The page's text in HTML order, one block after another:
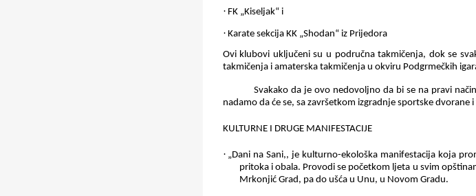
· FK „Kiseljak“ i
· Karate sekcija KK „Shodan“ iz Prijedora
Ovi klubovi uključeni su u područna takmičenja, dok se
takmičenja i amaterska takmičenja u okviru Podgrmečkih
Svakako da je ovo nedovoljno da bi se na pravi
nadamo da će se, sa završetkom izgradnjesportske dvorane i
KULTURNE I DRUGE MANIFESTACIJE
· „Dani na Sani,, je kulturno-ekološka manifestacija koja
pritoka i obala. Provodi se početkom ljeta u svim
Mrkonjić Grad , pa do ušća u Unu, u Novom Gradu.